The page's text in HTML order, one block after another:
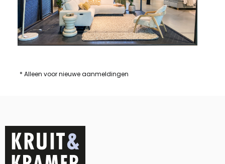
* Alleen voor nieuwe aanmeldingen